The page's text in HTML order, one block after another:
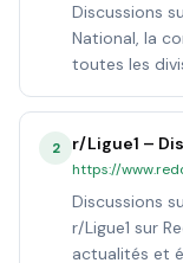
Discussions
National, la
toutes les
2 r/Ligue1 –
https://
Discussions
r/Ligue1 sur
actualités et